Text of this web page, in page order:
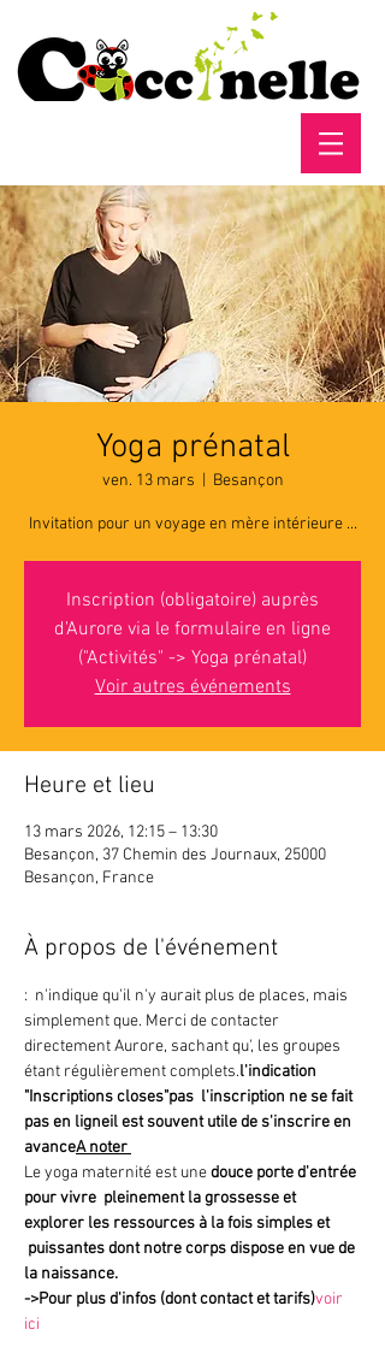
Yoga prénatal
ven. 13 mars Besançon
Invitation pour un voyage en mère intérieure ...
Inscription (obligatoire) auprès
d'Aurore via le formulaire en ligne
("Activités" -> Yoga prénatal)
Voir autres événements
Heure et lieu
13 mars 2026, 12:15 – 13:30
Besançon, 37 Chemin des Journaux, 25000
Besançon, France
À propos de l'événement
: n'indique qu'il n'y aurait plus de places, mais
simplement que. Merci de contacter
directement Aurore, sachant qu', les groupes
étant régulièrement complets.l'indication
"Inscriptions closes"pas l'inscription ne se fait
pas en ligneil est souvent utile de s'inscrire en
avanceA noter
Le yoga maternité est une douce porte d'entrée
pour vivre  pleinement la grossesse et
explorer les ressources à la fois simples et
puissantes dont notre corps dispose en vue de
la naissance.
->Pour plus d'infos (dont contact et tarifs)voir
ici